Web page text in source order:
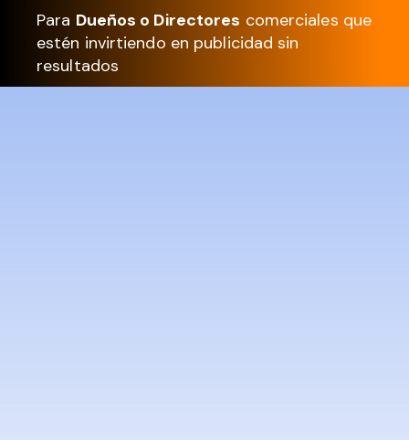
Para Dueños o Directores comerciales que
estén invirtiendo en publicidad sin
resultados